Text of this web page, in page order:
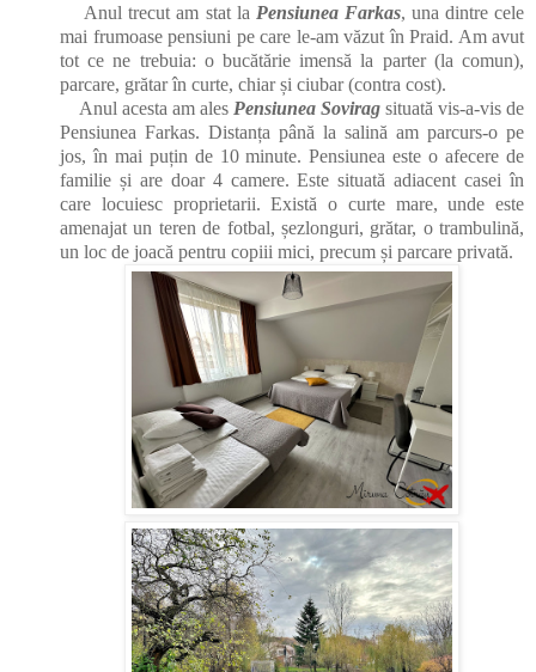
Anul trecut am stat la Pensiunea Farkas, una dintre cele
mai frumoase pensiuni pe care le-am văzut în Praid. Am avut
tot ce ne trebuia: o bucătărie imensă la parter (la comun),
parcare, grătar în curte, chiar și ciubar (contra cost).
Anul acesta am ales Pensiunea Sovirag situată vis-a-vis de
Pensiunea Farkas. Distanța până la salină am parcurs-o pe
jos, în mai puțin de 10 minute. Pensiunea este o afecere de
familie și are doar 4 camere. Este situată adiacent casei în
care locuiesc proprietarii. Există o curte mare, unde este
amenajat un teren de fotbal, șezlonguri, grătar, o trambulină,
un loc de joacă pentru copiii mici, precum și parcare privată.